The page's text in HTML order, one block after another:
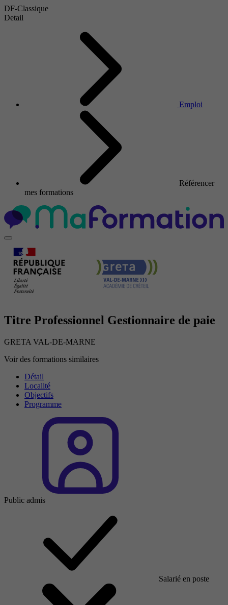
DF-Classique
Detail
Emploi
Référencer
mes formations
Titre Professionnel Gestionnaire de paie
GRETA VAL-DE-MARNE
Voir des formations similaires
Détail
Localité
Objectifs
Programme
Public admis
Salarié en poste